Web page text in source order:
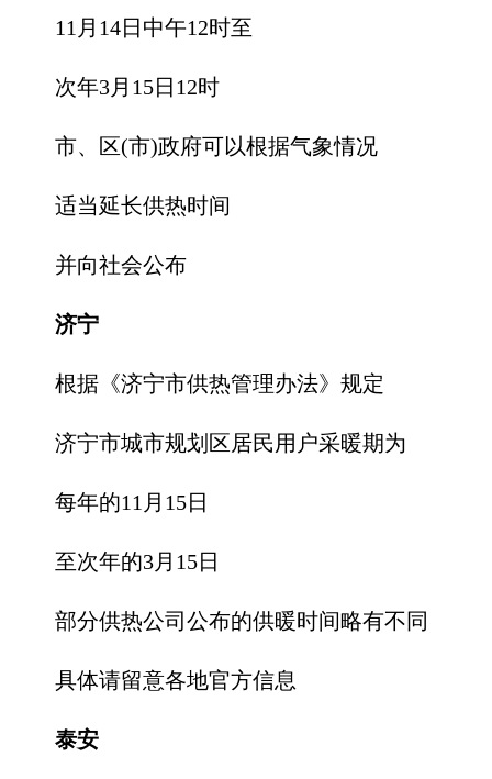
11月14日中午12时至
次年3月15日12时
市、区(市)政府可以根据气象情况
适当延长供热时间
并向社会公布
济宁
根据《济宁市供热管理办法》规定
济宁市城市规划区居民用户采暖期为
每年的11月15日
至次年的3月15日
部分供热公司公布的供暖时间略有不同
具体请留意各地官方信息
泰安